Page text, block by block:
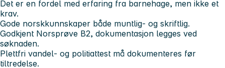
Det er en fordel med erfaring fra barnehage, men ikke et
krav.
Gode norskkunnskaper både muntlig- og skriftlig.
Godkjent Norsprøve B2, dokumentasjon legges ved
søknaden.
Plettfri vandel- og politiattest må dokumenteres før
tiltredelse.